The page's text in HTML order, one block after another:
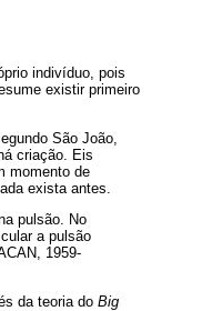
indivíduo, pois
existir primeiro
São João,
criação. Eis
momento de
exista antes.
pulsão. No
a pulsão
1959-
da teoria do Big